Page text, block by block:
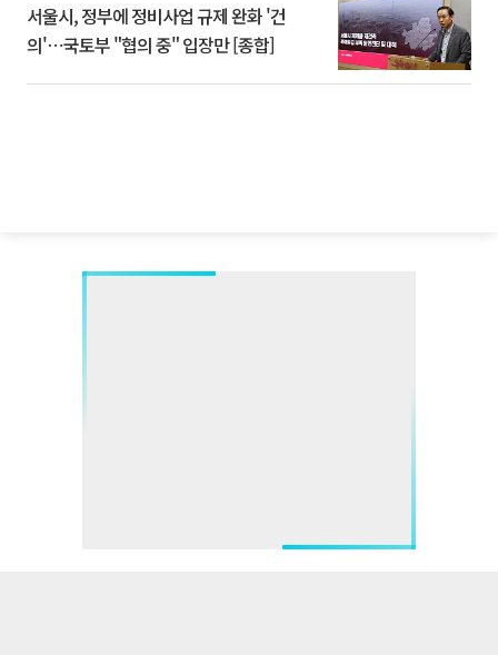
서울시, 정부에 정비사업 규제 완화 '건
의'⋯국토부 "협의 중" 입장만 [종합]